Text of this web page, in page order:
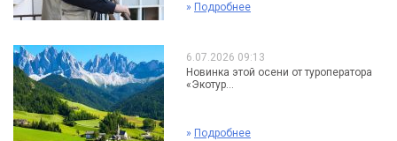
» Подробнее
6.07.2026 09:13
Новинка этой осени от туроператора
«Экотур...
» Подробнее